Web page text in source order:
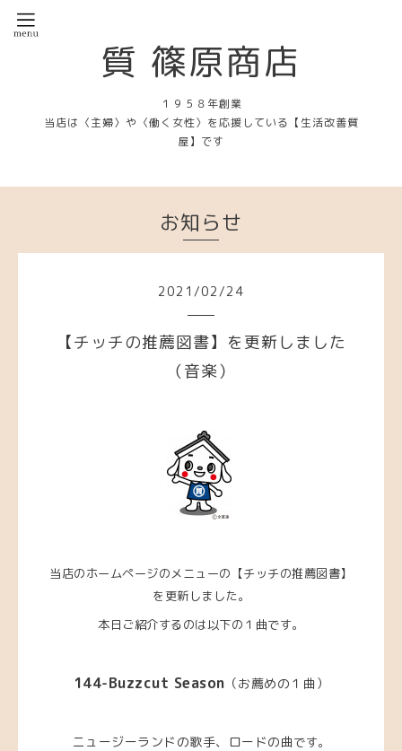
質 篠原商店
１９５８年創業
当店は〈主婦〉や〈働く女性〉を応援している【生活改善質
屋】です
お知らせ
2021 /02/24
【チッチの推薦図書】を更新しました
（音楽）
当店のホームページのメニューの【チッチの推薦図書】
を更新しました。
本日ご紹介するのは以下の１曲です。
144-Buzzcut Season （お薦めの１曲）
ニュージーランドの歌手、ロードの曲です。